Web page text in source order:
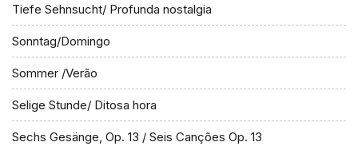
Tiefe Sehnsucht/ Profunda nostalgia
Sonntag/Domingo
Sommer /Verão
Selige Stunde/ Ditosa hora
Sechs Gesänge, Op. 13 / Seis Canções Op. 13